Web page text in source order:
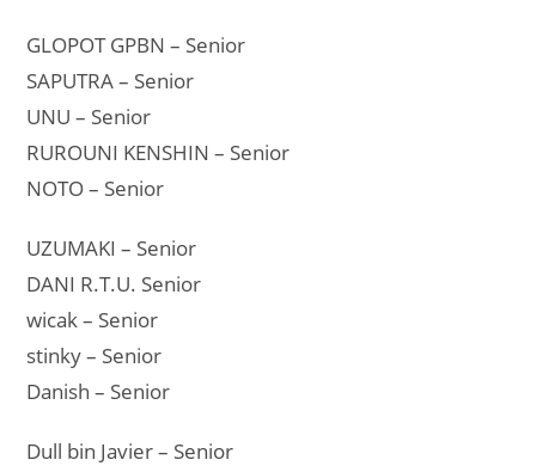
GLOPOT GPBN – Senior
SAPUTRA – Senior
UNU – Senior
RUROUNI KENSHIN – Senior
NOTO – Senior
UZUMAKI – Senior
DANI R.T.U. Senior
wicak – Senior
stinky – Senior
Danish – Senior
Dull bin Javier – Senior